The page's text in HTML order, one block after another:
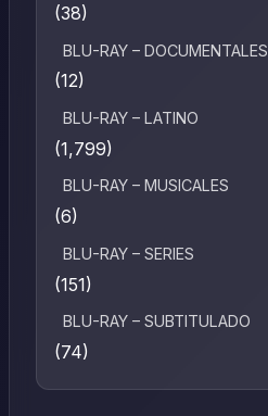
(38)
BLU-RAY – DOCUMENTALES
(12)
BLU-RAY – LATINO
(1,799)
BLU-RAY – MUSICALES
(6)
BLU-RAY – SERIES
(151)
BLU-RAY – SUBTITULADO
(74)